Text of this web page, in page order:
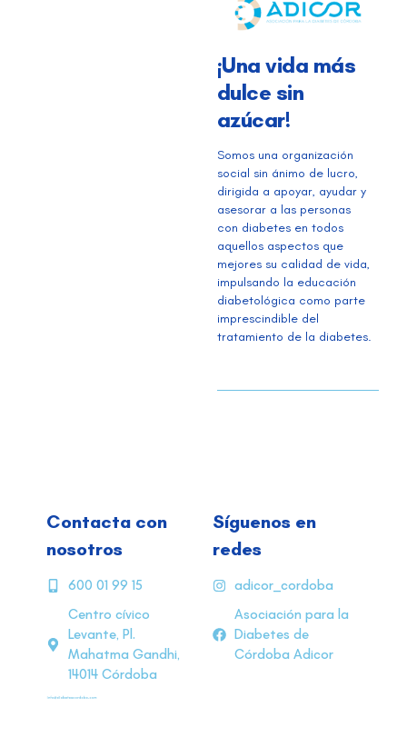
¡Una vida más
dulce sin
azúcar!
Somos una organización
social sin ánimo de lucro,
dirigida a apoyar, ayudar y
asesorar a las personas
con diabetes en todos
aquellos aspectos que
mejores su calidad de vida,
impulsando la educación
diabetológica como parte
imprescindible del
tratamiento de la diabetes.
Contacta con
nosotros
600 01 99 15
Centro cívico
Levante, Pl.
Mahatma Gandhi,
14014 Córdoba
Síguenos en
redes
adicor_cordoba
Asociación para la
Diabetes de
Córdoba Adicor